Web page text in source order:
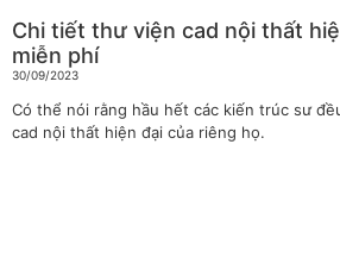
Chi tiết thư viện cad nội thất
miễn phí
30/09/2023
Có thể nói rằng hầu hết các kiến trúc sư
cad nội thất hiện đại của riêng họ.